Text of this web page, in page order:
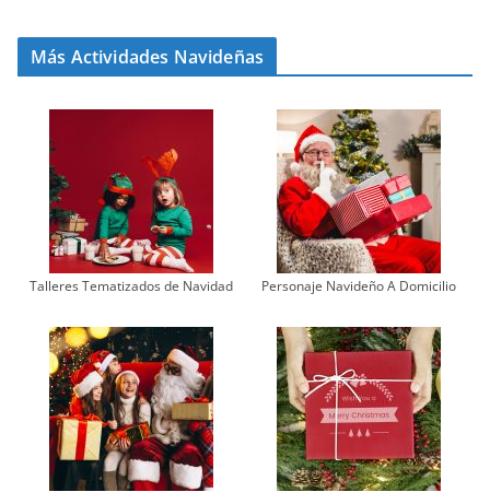
Más Actividades Navideñas
Talleres Tematizados de Navidad Personaje Navideño A Domicilio